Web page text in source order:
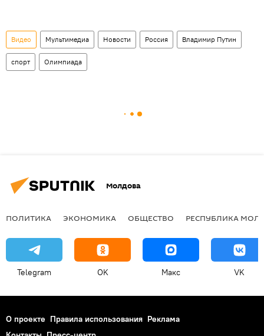
Видео Мультимедиа Новости Россия Владимир Путин
спорт Олимпиада
Молдова
ПОЛИТИКА ЭКОНОМИКА ОБЩЕСТВО РЕСПУБЛИКА
Telegram OK Макс VK
О проекте Правила использования Реклама